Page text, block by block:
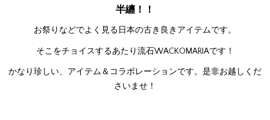
半纏！！
お祭りなどでよく見る日本の古き良きアイテムです。
そこをチョイスするあたり流石WACKOMARIAです！
かなり珍しい、アイテム＆コラボレーションです。是非お越しくだ
さいませ！